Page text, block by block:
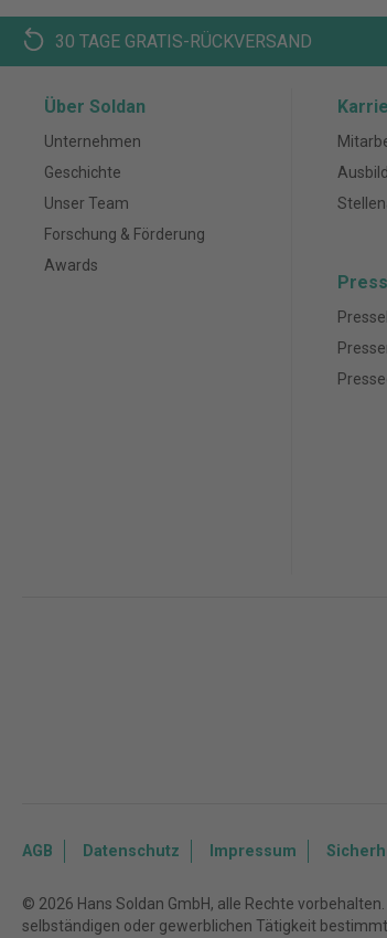
30 TAGE GRATIS-RÜCKVERSAND
Über Soldan
Unternehmen
Geschichte
Unser Team
Forschung & Förderung
Awards
AGB Datenschutz Impressum
© 2026 Hans Soldan GmbH, alle Rechte
selbständigen oder gewerblichen Tätigkeit